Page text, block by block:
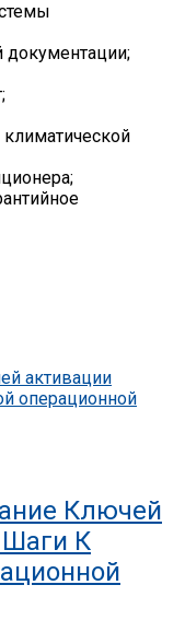
документации;
Ключей
Шаги К